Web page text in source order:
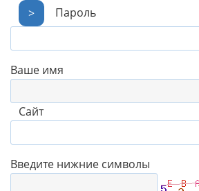
> Пароль
Ваше имя
Сайт
Введите нижние символы